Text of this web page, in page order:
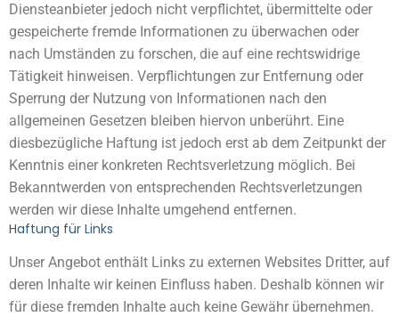
Diensteanbieter jedoch nicht verpflichtet, übermittelte oder
gespeicherte fremde Informationen zu überwachen oder
nach Umständen zu forschen, die auf eine rechtswidrige
Tätigkeit hinweisen. Verpflichtungen zur Entfernung oder
Sperrung der Nutzung von Informationen nach den
allgemeinen Gesetzen bleiben hiervon unberührt. Eine
diesbezügliche Haftung ist jedoch erst ab dem Zeitpunkt der
Kenntnis einer konkreten Rechtsverletzung möglich. Bei
Bekanntwerden von entsprechenden Rechtsverletzungen
werden wir diese Inhalte umgehend entfernen.
Haftung für Links
Unser Angebot enthält Links zu externen Websites Dritter, auf
deren Inhalte wir keinen Einfluss haben. Deshalb können wir
für diese fremden Inhalte auch keine Gewähr übernehmen.